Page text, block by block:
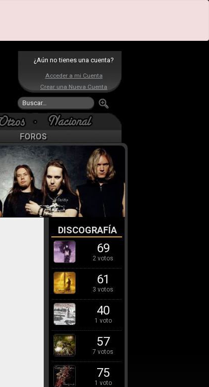
¿Aún no tienes una cuenta?
Acceder a mi Cuenta
Crear una Nueva Cuenta
FOROS
DISCOGRAFÍA
69
2 votos
61
3 votos
40
1 voto
57
7 votos
75
1 voto